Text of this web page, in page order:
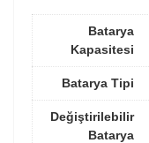
Batarya
Kapasitesi
Batarya Tipi
Değiştirilebilir
Batarya